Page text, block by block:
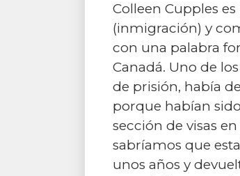
Colleen Cupples
(inmigración) y
con una palabra
Canadá. Uno de
de prisión, había
porque habían
sección de visas
sabríamos que
unos años y